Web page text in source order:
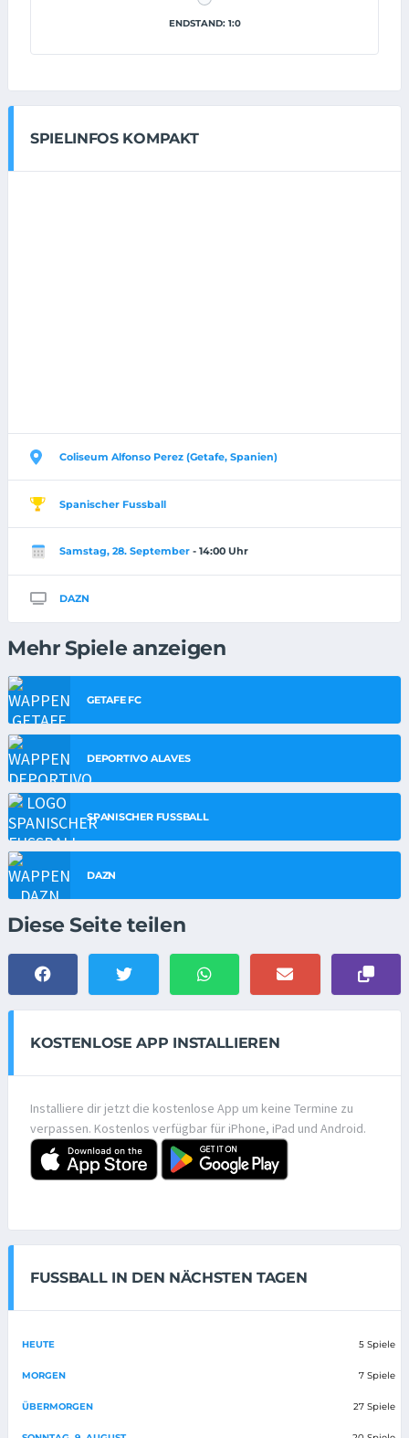
ENDSTAND: 1:0
SPIELINFOS KOMPAKT
Coliseum Alfonso Perez (Getafe, Spanien)
Spanischer Fussball
Samstag, 28. September - 14:00 Uhr
DAZN
Mehr Spiele anzeigen
GETAFE FC
DEPORTIVO ALAVES
SPANISCHER FUSSBALL
DAZN
Diese Seite teilen
KOSTENLOSE APP INSTALLIEREN
Installiere dir jetzt die kostenlose App um keine Termine zu
verpassen. Kostenlos verfügbar für iPhone, iPad und Android.
FUSSBALL IN DEN NÄCHSTEN TAGEN
HEUTE 5 Spiele
MORGEN 7 Spiele
ÜBERMORGEN 27 Spiele